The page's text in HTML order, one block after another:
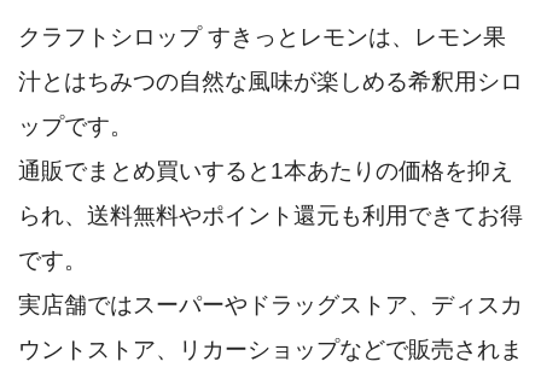
クラフトシロップ すきっとレモンは、レモン果
汁とはちみつの自然な風味が楽しめる希釈用シロ
ップです。
通販でまとめ買いすると1本あたりの価格を抑え
られ、送料無料やポイント還元も利用できてお得
です。
実店舗ではスーパーやドラッグストア、ディスカ
ウントストア、リカーショップなどで販売されま